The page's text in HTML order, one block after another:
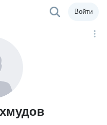
Войти